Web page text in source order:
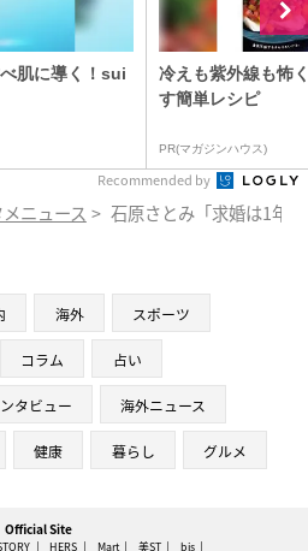
肌に導く！sui
冷えも紫外線も怖
す簡単レシピ
PR(マガジンハウス)
Recommended by
ニュース > 石原さとみ「求婚は1年
海外 スポーツ
コラム 占い
タビュー 海外ニュース
健康 暮らし グルメ
Official Site
HERS Mart 美ST bis